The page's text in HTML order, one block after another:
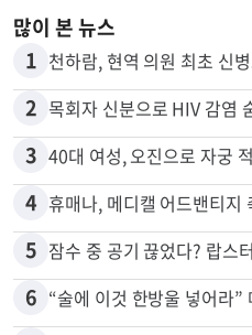
많이 본 뉴스
1
2 목회자 신분으로 HIV 감염
3 40대 여성, 오진으로 자궁
4 휴매나, 메디캘 어드밴티지
5